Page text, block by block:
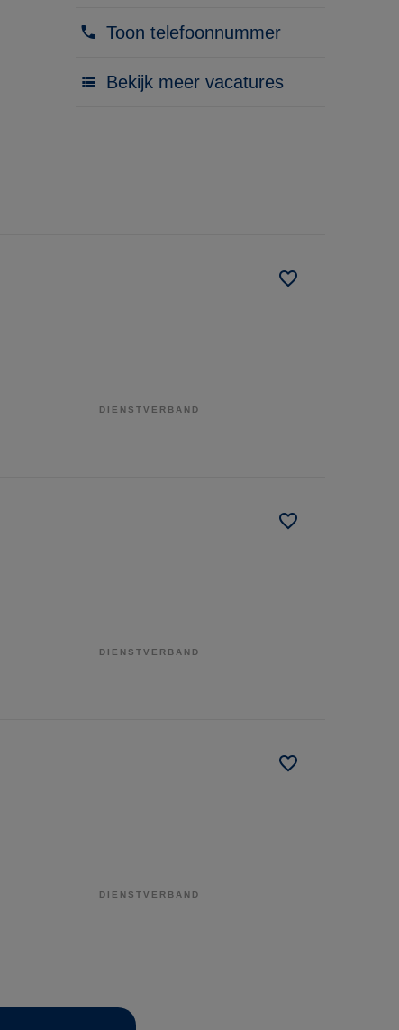
Toon telefoonnummer
Bekijk meer vacatures
DIENSTVERBAND
DIENSTVERBAND
DIENSTVERBAND